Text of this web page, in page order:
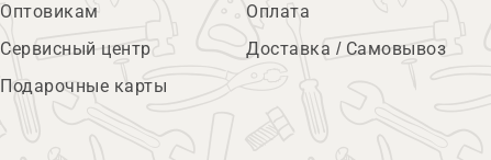
Оптовикам
Сервисный центр
Подарочные карты
Оплата
Доставка / Самовывоз